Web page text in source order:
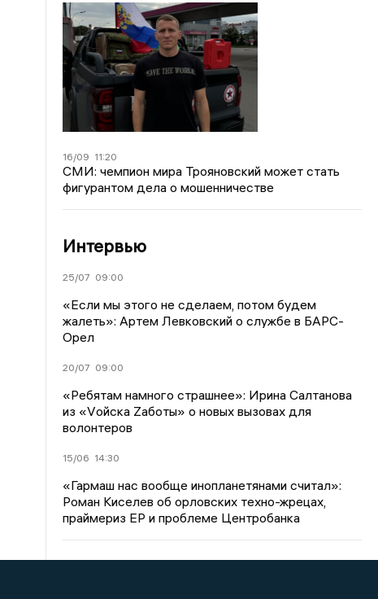
16/09 11:20
СМИ: чемпион мира Трояновский может стать
фигурантом дела о мошенничестве
Интервью
25/07 09:00
«Если мы этого не сделаем, потом будем
жалеть»: Артем Левковский о службе в БАРС-
Орел
20/07 09:00
«Ребятам намного страшнее»: Ирина Салтанова
из «Vойска Zаботы» о новых вызовах для
волонтеров
15/06 14:30
«Гармаш нас вообще инопланетянами считал»:
Роман Киселев об орловских техно-жрецах,
праймериз ЕР и проблеме Центробанка